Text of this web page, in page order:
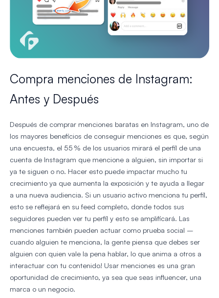
Compra menciones de Instagram:
Antes y Después
Después de comprar menciones baratas en Instagram, uno de
los mayores beneficios de conseguir menciones es que, según
una encuesta, el 55 % de los usuarios mirará el perfil de una
cuenta de Instagram que mencione a alguien, sin importar si
ya te siguen o no. Hacer esto puede impactar mucho tu
crecimiento ya que aumenta la exposición y te ayuda a llegar
a una nueva audiencia. Si un usuario activo menciona tu perfil,
esto se reflejará en su feed completo, donde todos sus
seguidores pueden ver tu perfil y esto se amplificará. Las
menciones también pueden actuar como prueba social –
cuando alguien te menciona, la gente piensa que debes ser
alguien con quien vale la pena hablar, lo que anima a otros a
interactuar con tu contenido! Usar menciones es una gran
oportunidad de crecimiento, ya sea que seas influencer, una
marca o un negocio.